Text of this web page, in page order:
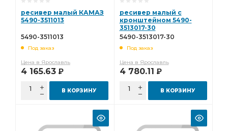
ресивер малый КАМАЗ
5490-3511013
5490-3511013
Под заказ
Цена в Ярославль
4 165.63 Р
В КОРЗИНУ
ресивер малый с
кронштейном 5490-
3513017-30
5490-3513017-30
Под заказ
Цена в Ярославль
4 780.11 Р
В КОРЗИНУ